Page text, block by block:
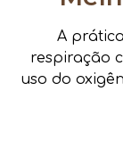
A
respiração
uso do